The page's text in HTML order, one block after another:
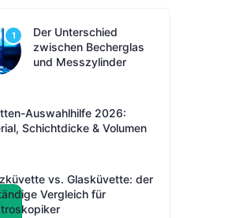
1
Der Unterschied
zwischen Becherglas
und Messzylinder
Auswahlhilfe 2026:
Schichtdicke & Volumen
vs. Glasküvette: der
Vergleich für